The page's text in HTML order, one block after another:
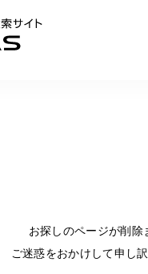
お探しのページが削
ご迷惑をおかけして申し